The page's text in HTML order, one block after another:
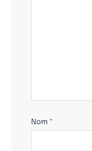
Nom *